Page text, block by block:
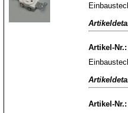
Artikel-Nr.:
Artikel-Nr.: